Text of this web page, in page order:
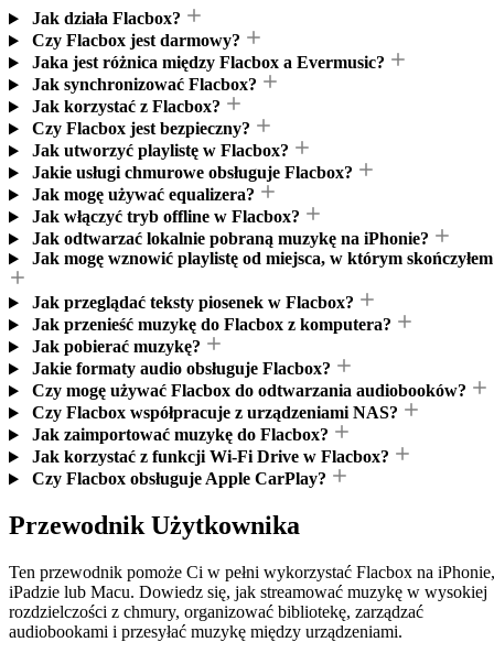
Jak działa Flacbox?
Czy Flacbox jest darmowy?
Jaka jest różnica między Flacbox a Evermusic?
Jak synchronizować Flacbox?
Jak korzystać z Flacbox?
Czy Flacbox jest bezpieczny?
Jak utworzyć playlistę w Flacbox?
Jakie usługi chmurowe obsługuje Flacbox?
Jak mogę używać equalizera?
Jak włączyć tryb offline w Flacbox?
Jak odtwarzać lokalnie pobraną muzykę na iPhonie?
Jak mogę wznowić playlistę od miejsca, w którym
Jak przeglądać teksty piosenek w Flacbox?
Jak przenieść muzykę do Flacbox z komputera?
Jak pobierać muzykę?
Jakie formaty audio obsługuje Flacbox?
Czy mogę używać Flacbox do odtwarzania audiobooków?
Czy Flacbox współpracuje z urządzeniami NAS?
Jak zaimportować muzykę do Flacbox?
Jak korzystać z funkcji Wi-Fi Drive w Flacbox?
Czy Flacbox obsługuje Apple CarPlay?
Przewodnik Użytkownika
Ten przewodnik pomoże Ci w pełni wykorzystać Flacbox na iPhonie,
iPadzie lub Macu. Dowiedz się, jak streamować muzykę w wysokiej
rozdzielczości z chmury, organizować bibliotekę, zarządzać
audiobookami i przesyłać muzykę między urządzeniami.